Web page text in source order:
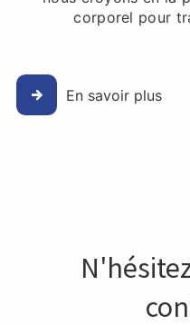
corporel pour
En savoir plus